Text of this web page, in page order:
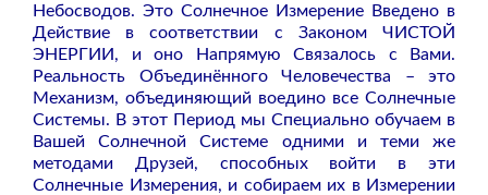
Небосводов. Это Солнечное Измерение Введено в
Действие в соответствии с Законом ЧИСТОЙ
ЭНЕРГИИ, и оно Напрямую Связалось с Вами.
Реальность Объединённого Человечества – это
Механизм, объединяющий воедино все Солнечные
Системы. В этот Период мы Специально обучаем в
Вашей Солнечной Системе одними и теми же
методами Друзей, способных войти в эти
Солнечные Измерения, и собираем их в Измерении